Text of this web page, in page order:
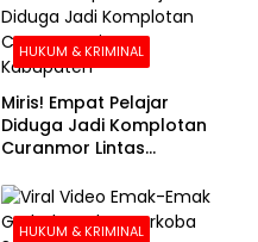
HUKUM & KRIMINAL
Miris! Empat Pelajar
Diduga Jadi Komplotan
Curanmor Lintas
HUKUM & KRIMINAL